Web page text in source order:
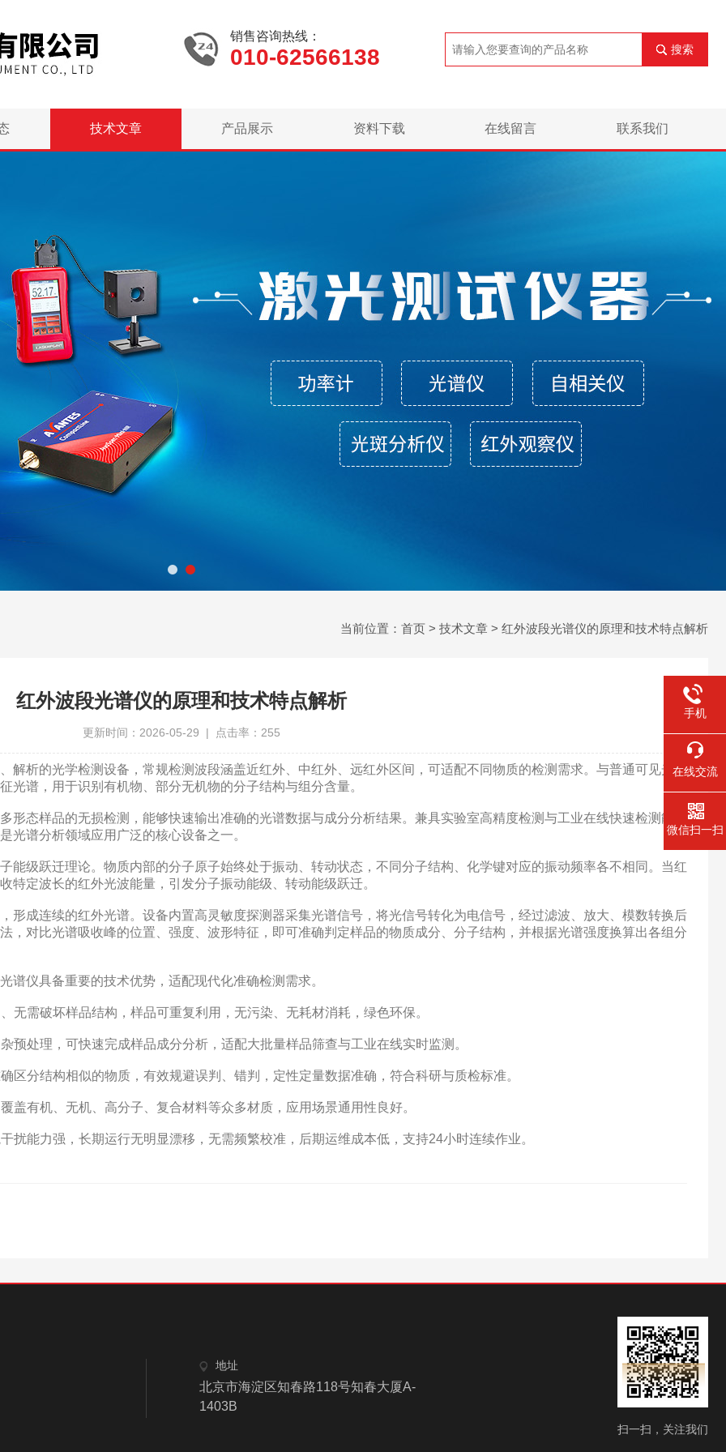
销售咨询热线：
010-62566138 搜索
技术文章 产品展示 资料下载 在线留言 联系我们
当前位置： 首页 > 技术文章 > 红外波段光谱仪的原理和技术特点解析
红外波段光谱仪的原理和技术特点解析
更新时间：2026-05-29 | 点击率：255
的光学检测设备，常规检测波段涵盖近红外、中红外、远红外区间，可适配不同物质的检测需求。与普通可见光光
谱，用于识别有机物、部分无机物的分子结构与组分含量。
样品的无损检测，能够快速输出准确的光谱数据与成分分析结果。兼具实验室高精度检测与工业在线快速检测能
光谱分析领域应用广泛的核心设备之一。
跃迁理论。物质内部的分子原子始终处于振动、转动状态，不同分子结构、化学键对应的振动频率各不相同。当红
定波长的红外光波能量，引发分子振动能级、转动能级跃迁。
连续的红外光谱。设备内置高灵敏度探测器采集光谱信号，将光信号转化为电信号，经过滤波、放大、模数转换后
，对比光谱吸收峰的位置、强度、波形特征，即可准确判定样品的物质成分、分子结构，并根据光谱强度换算出各组分
仪具备重要的技术优势，适配现代化准确检测需求。
破坏样品结构，样品可重复利用，无污染、无耗材消耗，绿色环保。
理，可快速完成样品成分分析，适配大批量样品筛查与工业在线实时监测。
结构相似的物质，有效规避误判、错判，定性定量数据准确，符合科研与质检标准。
机、无机、高分子、复合材料等众多材质，应用场景通用性良好。
力强，长期运行无明显漂移，无需频繁校准，后期运维成本低，支持24小时连续作业。
地址
北京市海淀区知春路118号知春大厦A-
1403B
扫一扫，关注我们
手机
在线交流
微信扫一扫